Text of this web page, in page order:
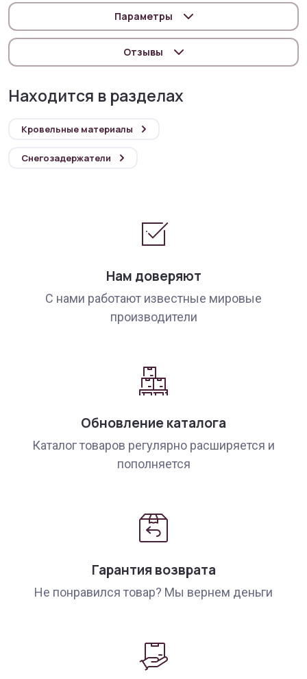
Параметры
Отзывы
Находится в разделах
Кровельные материалы
Снегозадержатели
Нам доверяют
С нами работают известные мировые
производители
Обновление каталога
Каталог товаров регулярно расширяется и
пополняется
Гарантия возврата
Не понравился товар? Мы вернем деньги